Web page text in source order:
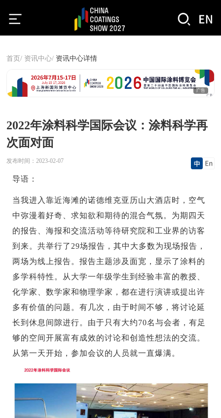
首页/ 资讯中心/ 资讯中心详情
广告
2022年涂料科学国际会议：涂料科学再
次面对面
发布时间： 2023-02-07
导语：
当我进入靠近海滩的诺德维克亚历山大酒店时，空气
中弥漫着好奇、求知欲和期待的混合气氛。为期四天
的报告、海报和交流活动等待研究院和工业界的访客
到来。共举行了29场报告，其中大多数为现场报告，
两场为线上报告。报告主题涉及面宽，显示了涂料的
多学科特性。从大学一年级学生到经验丰富的教授、
化学家、数学家和物理学家，都在进行演讲或提出许
多有价值的问题。有几次，由于时间不够，将讨论延
长到休息间隙进行。由于只有大约70名与会者，有足
够的空间开展富有成效的讨论和创造性想法的交流。
从第一天开始，参加会议的人员就一直爆满。